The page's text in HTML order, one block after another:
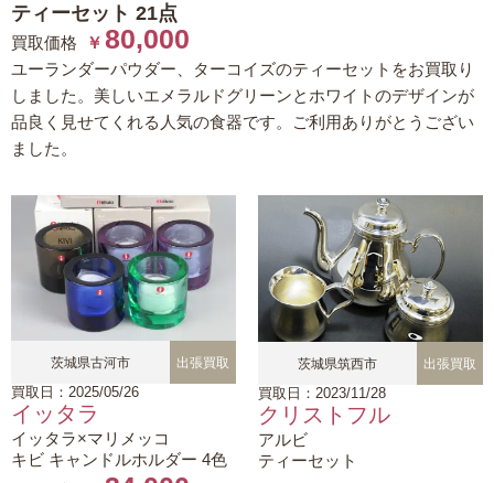
ティーセット 21点
買取価格 ￥ 80,000
ユーランダーパウダー、ターコイズのティーセットをお買取り
しました。美しいエメラルドグリーンとホワイトのデザインが
品良く見せてくれる人気の食器です。ご利用ありがとうござい
ました。
茨城県古河市 出張買取
買取日：2025/05/26
イッタラ
イッタラ×マリメッコ
キビ キャンドルホルダー 4色
茨城県筑西市 出張買取
買取日：2023/11/28
クリストフル
アルビ
ティーセット